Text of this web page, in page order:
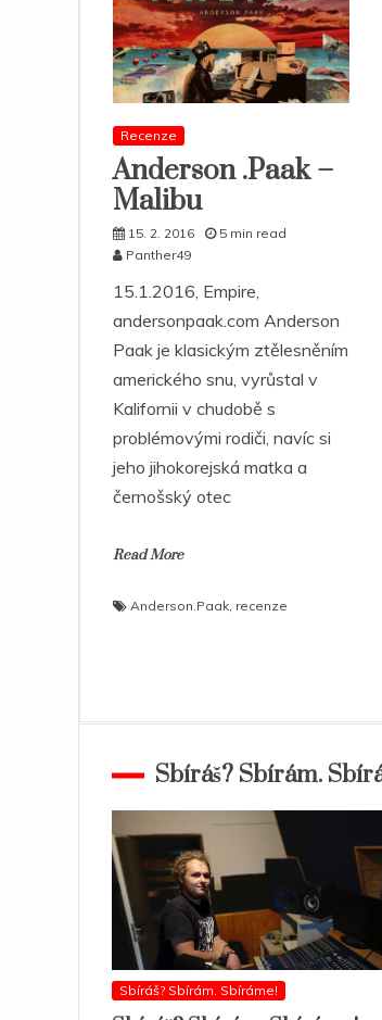
Recenze
Anderson .Paak –
Malibu
15. 2. 2016
5 min read
Panther49
15.1.2016, Empire,
andersonpaak.com Anderson
Paak je klasickým ztělesněním
amerického snu, vyrůstal v
Kalifornii v chudobě s
problémovými rodiči, navíc si
jeho jihokorejská matka a
černošský otec
Read More
Anderson.Paak recenze
Sbíráš? Sbírám.
Sbíráš? Sbírám. Sbíráme!